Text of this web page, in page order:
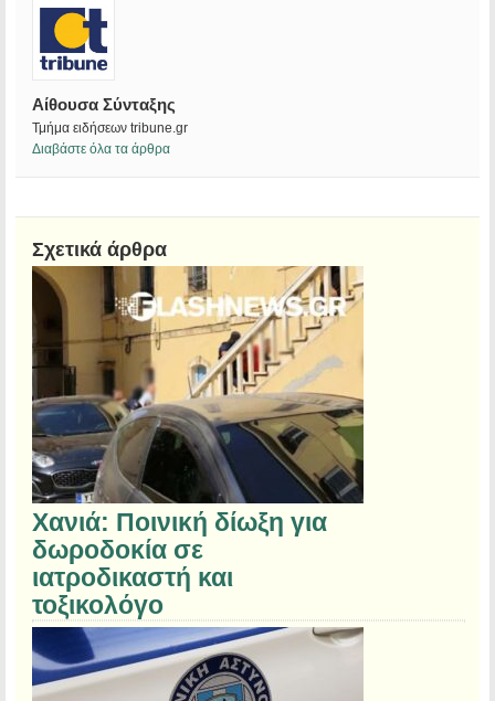
Αίθουσα Σύνταξης
Τμήμα ειδήσεων tribune.gr
Διαβάστε όλα τα άρθρα
Σχετικά άρθρα
Χανιά: Ποινική δίωξη για
δωροδοκία σε
ιατροδικαστή και
τοξικολόγο